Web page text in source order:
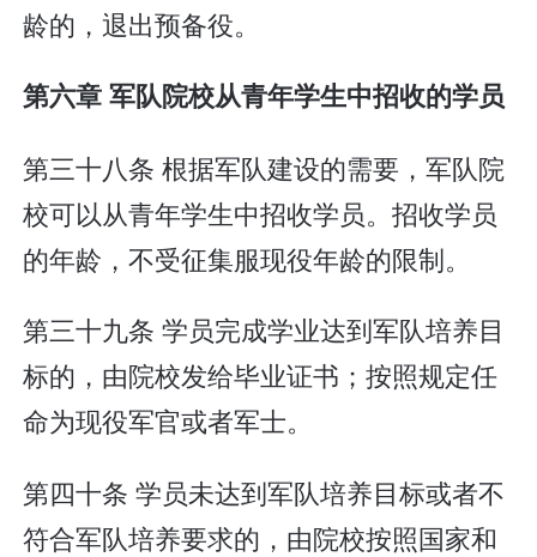
龄的，退出预备役。
第六章 军队院校从青年学生中招收的学员
第三十八条 根据军队建设的需要，军队院
校可以从青年学生中招收学员。招收学员
的年龄，不受征集服现役年龄的限制。
第三十九条 学员完成学业达到军队培养目
标的，由院校发给毕业证书；按照规定任
命为现役军官或者军士。
第四十条 学员未达到军队培养目标或者不
符合军队培养要求的，由院校按照国家和